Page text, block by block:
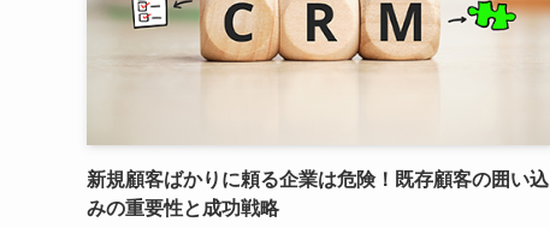
新規顧客ばかりに頼る企業は危険！既存顧客の囲い込
みの重要性と成功戦略